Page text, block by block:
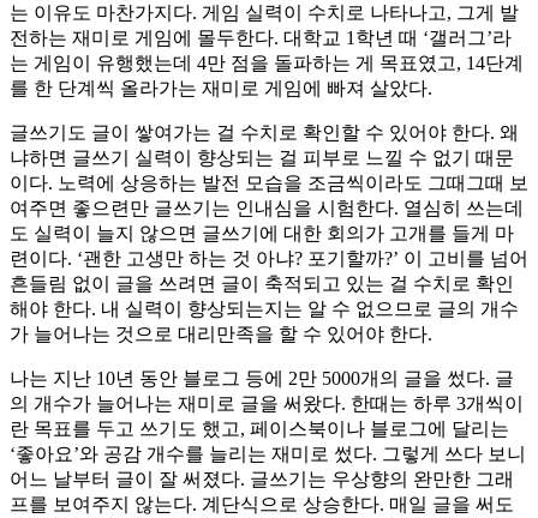
는 이유도 마찬가지다. 게임 실력이 수치로 나타나고, 그게 발
전하는 재미로 게임에 몰두한다. 대학교 1학년 때 ‘갤러그’라
는 게임이 유행했는데 4만 점을 돌파하는 게 목표였고, 14단계
를 한 단계씩 올라가는 재미로 게임에 빠져 살았다.
글쓰기도 글이 쌓여가는 걸 수치로 확인할 수 있어야 한다. 왜
냐하면 글쓰기 실력이 향상되는 걸 피부로 느낄 수 없기 때문
이다. 노력에 상응하는 발전 모습을 조금씩이라도 그때그때 보
여주면 좋으련만 글쓰기는 인내심을 시험한다. 열심히 쓰는데
도 실력이 늘지 않으면 글쓰기에 대한 회의가 고개를 들게 마
련이다. ‘괜한 고생만 하는 것 아냐? 포기할까?’ 이 고비를 넘어
흔들림 없이 글을 쓰려면 글이 축적되고 있는 걸 수치로 확인
해야 한다. 내 실력이 향상되는지는 알 수 없으므로 글의 개수
가 늘어나는 것으로 대리만족을 할 수 있어야 한다.
나는 지난 10년 동안 블로그 등에 2만 5000개의 글을 썼다. 글
의 개수가 늘어나는 재미로 글을 써왔다. 한때는 하루 3개씩이
란 목표를 두고 쓰기도 했고, 페이스북이나 블로그에 달리는
‘좋아요’와 공감 개수를 늘리는 재미로 썼다. 그렇게 쓰다 보니
어느 날부터 글이 잘 써졌다. 글쓰기는 우상향의 완만한 그래
프를 보여주지 않는다. 계단식으로 상승한다. 매일 글을 써도